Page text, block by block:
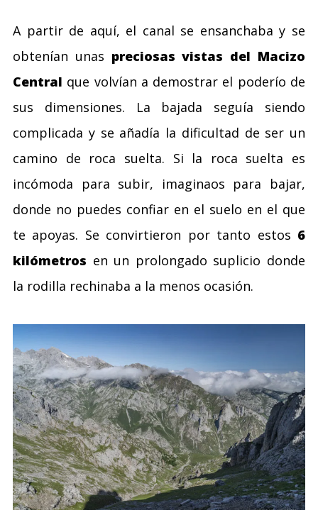
A partir de aquí, el canal se ensanchaba y se
obtenían unas preciosas vistas del Macizo
Central que volvían a demostrar el poderío de
sus dimensiones. La bajada seguía siendo
complicada y se añadía la dificultad de ser un
camino de roca suelta. Si la roca suelta es
incómoda para subir, imaginaos para bajar,
donde no puedes confiar en el suelo en el que
te apoyas. Se convirtieron por tanto estos 6
kilómetros en un prolongado suplicio donde
la rodilla rechinaba a la menos ocasión.